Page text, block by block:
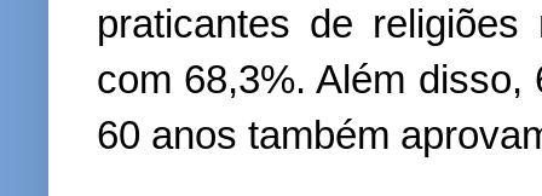
praticantes de
com 68,3%. Além
60 anos também